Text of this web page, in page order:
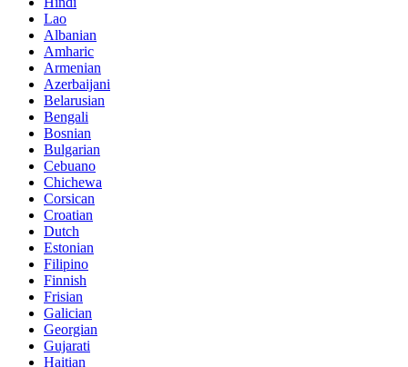
Lao
Albanian
Amharic
Armenian
Azerbaijani
Belarusian
Bengali
Bosnian
Bulgarian
Cebuano
Chichewa
Corsican
Croatian
Dutch
Estonian
Filipino
Finnish
Frisian
Galician
Georgian
Gujarati
Haitian